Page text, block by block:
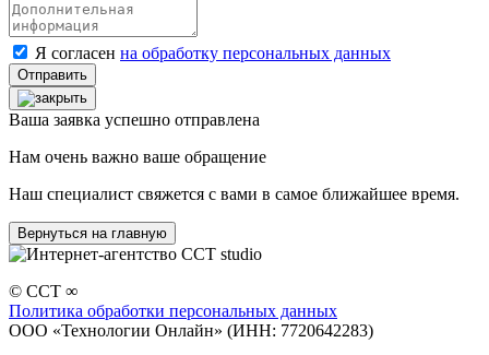
Я согласен на обработку персональных данных
Ваша заявка успешно отправлена
Нам очень важно ваше обращение
Наш специалист свяжется с вами в самое ближайшее время.
Вернуться на главную
© CCT ∞
Политика обработки персональных данных
ООО «Технологии Онлайн» (ИНН: 7720642283)